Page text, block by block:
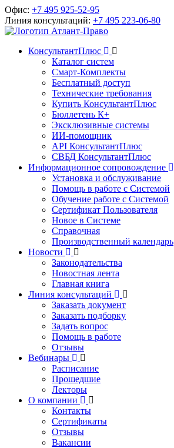
Офис: +7 495 925-52-95
Линия консультаций: +7 495 223-06-80
КонсультантПлюс
Каталог систем
Смарт-Комплекты
Бесплатный доступ
Технические требования
Купить КонсультантПлюс
Бюллетень К+
Эксклюзивные системы
ИИ-помощник
API КонсультантПлюс
СВБД КонсультантПлюс
Информационное сопровождение
Установка и обслуживание
Помощь в работе с Системой
Обучение работе с Системой
Сертификат Пользователя
Новое в Системе
Справочная
Производственный календарь
Новости
Законодательства
Новостная лента
Главная книга
Линия консультаций
Заказать документ
Заказать подборку
Задать вопрос
Помощь в работе
Отзывы
Вебинары
Расписание
Прошедшие
Лекторы
О компании
Контакты
Сертификаты
Отзывы
Вакансии